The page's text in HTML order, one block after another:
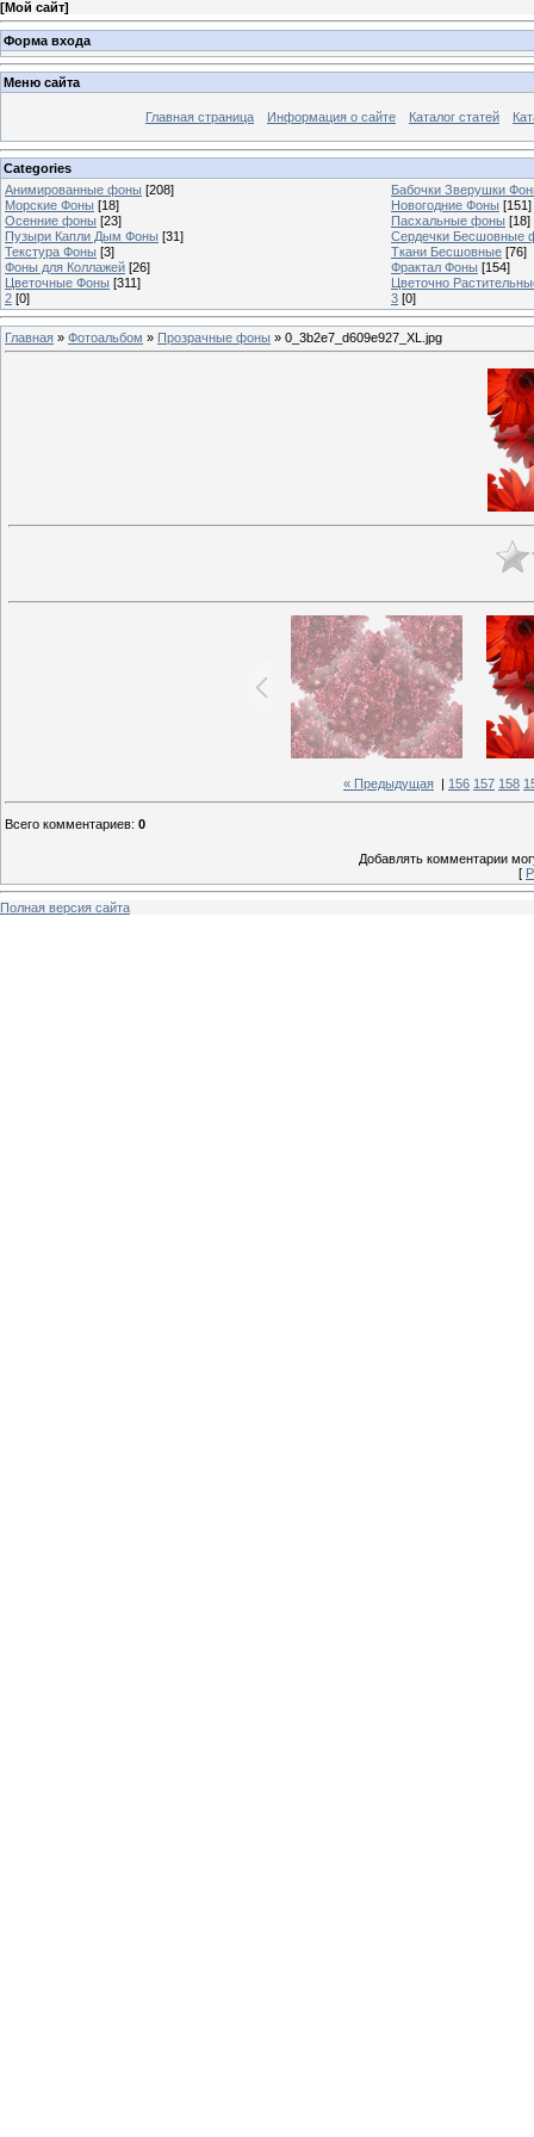
[Мой сайт]
Форма входа
Меню сайта
Главная страница Информация о сайте Каталог статей
Categories
Анимированные фоны [208]
Бабочки Зверушки
Морские Фоны [18] Новогодние Фоны [151]
Осенние фоны [23] Пасхальные фоны [18]
Пузыри Капли Дым Фоны [31]
Сердечки Бесшовные
Текстура Фоны [3] Ткани Бесшовные [76]
Фоны для Коллажей [26] Фрактал Фоны [154]
Цветочные Фоны [311]
Цветочно
2 [0] 3 [0]
Главная » Фотоальбом » Прозрачные фоны » 0_3b2e7_d609e927_XL.jpg
« Предыдущая 156 157 158
Всего комментариев: 0
Добавлять комментарии
[
Полная версия сайта